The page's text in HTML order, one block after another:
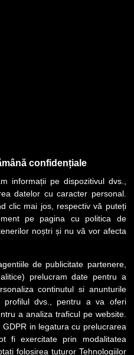
confidențiale
informații pe dispozitivul dvs.,
datelor cu caracter personal.
clic mai jos, respectiv vă puteți
pe pagina cu politica de
noștri și nu vă vor afecta
de publicitate partenere,
prelucram date pentru a
continutul si anunturile
profilul dvs., pentru a va oferi
a analiza traficul pe website.
in legatura cu prelucrarea
fi exercitate prin modalitatea
folosirea tuturor Tehnologiilor